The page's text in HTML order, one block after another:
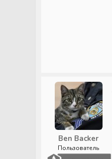
Ben Backer
Пользователь